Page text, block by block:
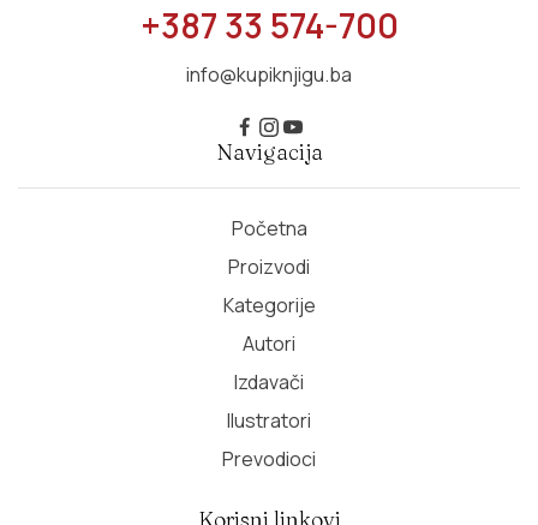
+387 33 574-700
info@kupiknjigu.ba
Navigacija
Početna
Proizvodi
Kategorije
Autori
Izdavači
Ilustratori
Prevodioci
Korisni linkovi